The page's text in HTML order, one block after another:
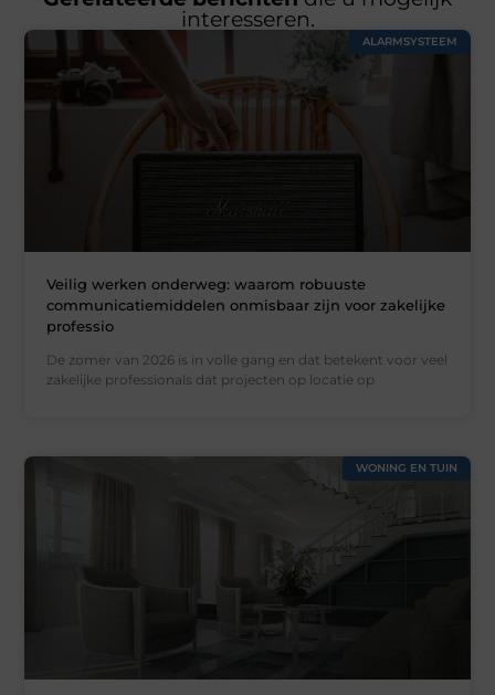
interesseren.
ALARMSYSTEEM
Veilig werken onderweg: waarom robuuste
communicatiemiddelen onmisbaar zijn voor zakelijke
professio
De zomer van 2026 is in volle gang en dat betekent voor veel
zakelijke professionals dat projecten op locatie op
WONING EN TUIN